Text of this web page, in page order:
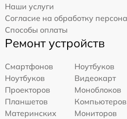
Наши услуги
Согласие на обработку
Способы оплаты
Ремонт устройств
Смартфонов
Ноутбуков
Ноутбуков
Видеокарт
Проекторов
Моноблоков
Планшетов
Компьютеров
Материнских
Мониторов